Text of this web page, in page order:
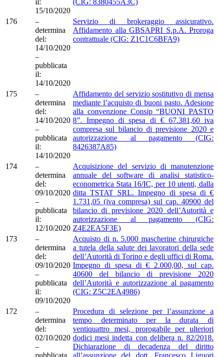
15/10/2020
176
–
determina
del:
14/10/2020
–
pubblicata
il:
14/10/2020
Servizio di brokeraggio assicurativo.
Affidamento alla GBSAPRI S.p.A. Proroga
contrattuale (CIG: Z1C1C6BFA9)
175
–
determina
del:
14/10/2020
–
pubblicata
il:
14/10/2020
Affidamento del servizio sostitutivo di mensa
mediante l’acquisto di buoni pasto. Adesione
alla convenzione Consip “BUONI PASTO
8”. Impegno di spesa di € 67.381,60 iva
compresa sul bilancio di previsione 2020 e
autorizzazione al pagamento (CIG:
8426387A85)
174
–
determina
del:
09/10/2020
–
pubblicata
il:
12/10/2020
Acquisizione del servizio di manutenzione
annuale del software di analisi statistico-
econometrica Stata 16/IC, per 10 utenti, dalla
ditta TSTAT SRL. Impegno di spesa di €
1.731,05 (iva compresa) sul cap. 40900 del
bilancio di previsione 2020 dell’Autorità e
autorizzazione al pagamento (CIG:
Z4E2EA5F3E)
173
–
determina
del:
09/10/2020
–
pubblicata
il:
09/10/2020
Acquisto di n. 5.000 mascherine chirurgiche
a tutela della salute dei lavoratori della sede
dell’Autorità di Torino e degli uffici di Roma.
Impegno di spesa di € 2.000,00, sul cap.
40600 del bilancio di previsione 2020
dell’Autorità e autorizzazione al pagamento
(CIG: Z5C2EA4986)
172
–
determina
del:
02/10/2020
–
pubblicata
Procedura di selezione per l’assunzione a
tempo determinato per la durata di
ventiquattro mesi, prorogabile per ulteriori
dodici mesi indetta con delibera n. 82/2018.
Dichiarazione di decadenza del diritto
all’assunzione del dott. Francesco Liguori